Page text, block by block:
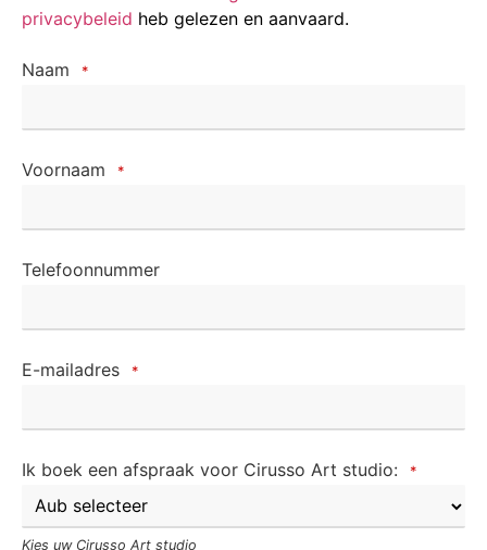
privacybeleid heb gelezen en aanvaard.
Naam *
Voornaam *
Telefoonnummer
E-mailadres *
Ik boek een afspraak voor Cirusso Art studio: *
Kies uw Cirusso Art studio